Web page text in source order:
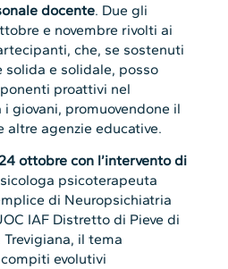
docente. Due gli
e novembre rivolti ai
che, se sostenuti
e solidale, posso
proattivi nel
giovani, promuovendone il
altre agenzie educative.
ottobre con l’intervento di
psicoterapeuta
di Neuropsichiatria
IAF Distretto di Pieve di
Trevigiana, il tema
evolutivi